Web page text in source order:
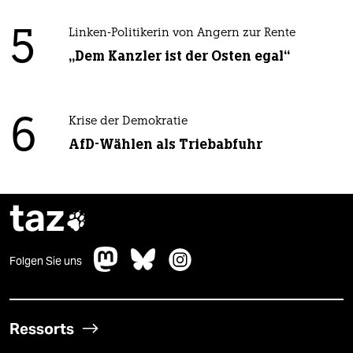
5 Linken-Politikerin von Angern zur Rente
„Dem Kanzler ist der Osten egal“
6 Krise der Demokratie
AfD-Wählen als Triebabfuhr
taz
Folgen Sie uns
Ressorts